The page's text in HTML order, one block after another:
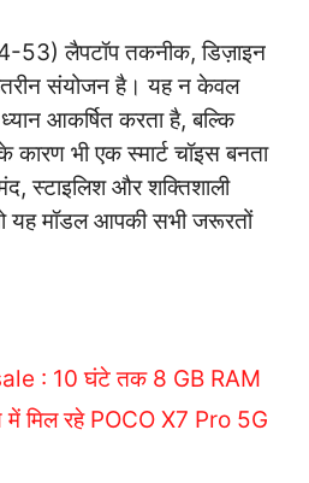
लैपटॉप तकनीक, डिज़ाइन
संयोजन है। यह न केवल
आकर्षित करता है, बल्कि
भी एक स्मार्ट चॉइस बनता
स्टाइलिश और शक्तिशाली
यह मॉडल आपकी सभी जरूरतों
: 10 घंटे तक 8 GB RAM
मिल रहे POCO X7 Pro 5G